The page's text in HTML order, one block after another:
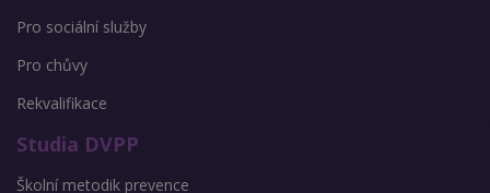
Pro sociální služby
Pro chůvy
Rekvalifikace
Studia DVPP
Školní metodik prevence